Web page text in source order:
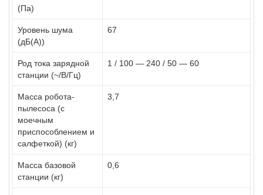
(Па)
Уровень шума
(дБ(А))
67
Род тока зарядной
станции (~/В/Гц)
1 / 100 — 240 / 50 — 60
Масса робота-
пылесоса (с
моечным
приспособлением и
салфеткой) (кг)
3,7
Масса базовой
станции (кг)
0,6